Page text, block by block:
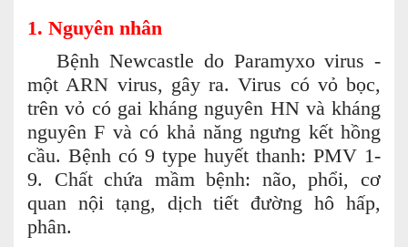
1. Nguyên nhân
Bệnh Newcastle do Paramyxo virus -
một ARN virus, gây ra. Virus có vỏ bọc,
trên vỏ có gai kháng nguyên HN và kháng
nguyên F và có khả năng ngưng kết hồng
cầu. Bệnh có 9 type huyết thanh: PMV 1-
9. Chất chứa mầm bệnh: não, phổi, cơ
quan nội tạng, dịch tiết đường hô hấp,
phân.